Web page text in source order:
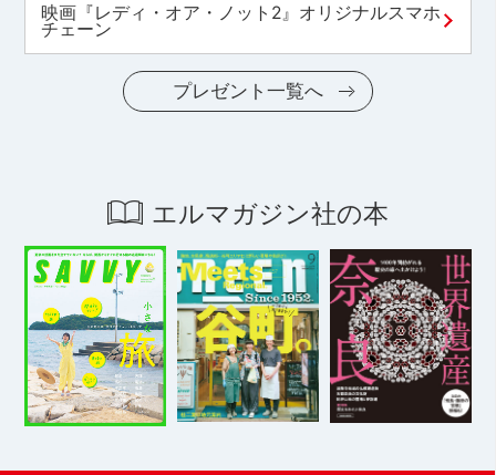
映画『レディ・オア・ノット2』オリジナルスマホ
チェーン
プレゼント一覧へ
エルマガジン社の本